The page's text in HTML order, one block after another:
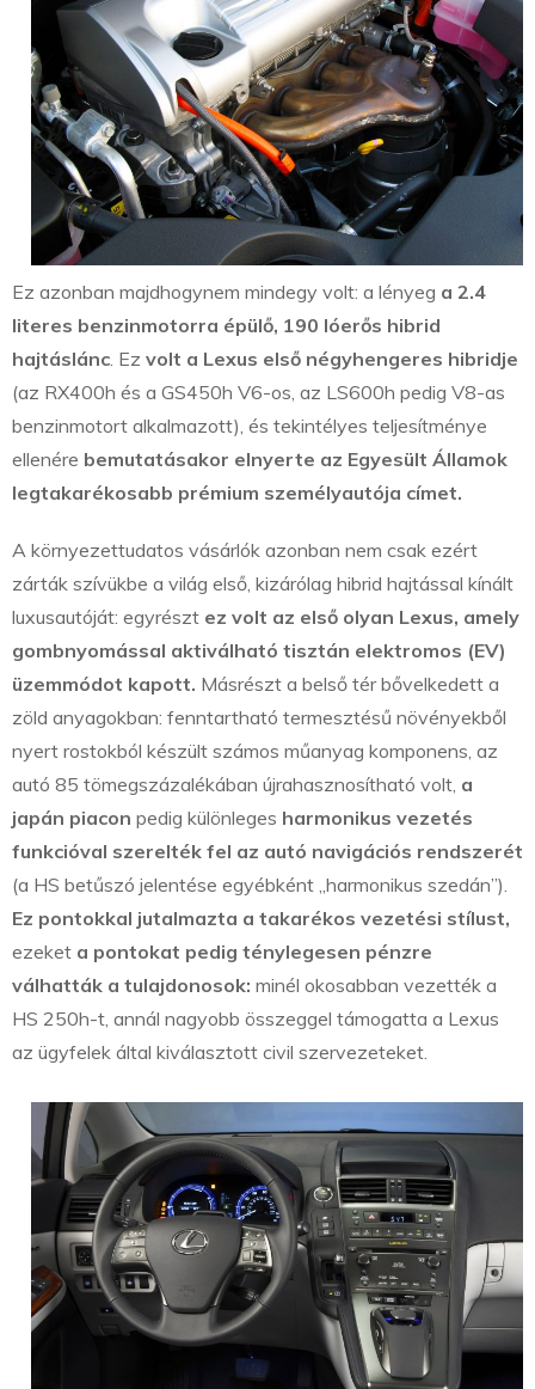
Ez azonban majdhogynem mindegy volt: a lényeg a 2.4
literes benzinmotorra épülő, 190 lóerős hibrid
hajtáslánc. Ez volt a Lexus első négyhengeres hibridje
(az RX400h és a GS450h V6-os, az LS600h pedig V8-as
benzinmotort alkalmazott), és tekintélyes teljesítménye
ellenére bemutatásakor elnyerte az Egyesült Államok
legtakarékosabb prémium személyautója címet.
A környezettudatos vásárlók azonban nem csak ezért
zárták szívükbe a világ első, kizárólag hibrid hajtással kínált
luxusautóját: egyrészt ez volt az első olyan Lexus, amely
gombnyomással aktiválható tisztán elektromos (EV)
üzemmódot kapott. Másrészt a belső tér bővelkedett a
zöld anyagokban: fenntartható termesztésű növényekből
nyert rostokból készült számos műanyag komponens, az
autó 85 tömegszázalékában újrahasznosítható volt, a
japán piacon pedig különleges harmonikus vezetés
funkcióval szerelték fel az autó navigációs rendszerét
(a HS betűszó jelentése egyébként „harmonikus szedán”).
Ez pontokkal jutalmazta a takarékos vezetési stílust,
ezeket a pontokat pedig ténylegesen pénzre
válhatták a tulajdonosok: minél okosabban vezették a
HS 250h-t, annál nagyobb összeggel támogatta a Lexus
az ügyfelek által kiválasztott civil szervezeteket.